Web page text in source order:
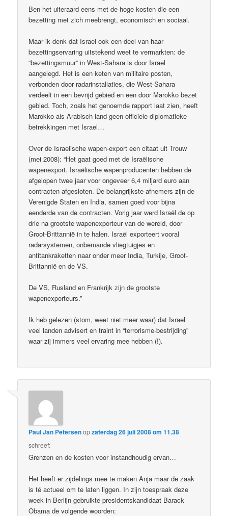
Ben het uiteraard eens met de hoge kosten die een
bezetting met zich meebrengt, economisch en sociaal.
Maar ik denk dat Israel ook een deel van haar
bezettingservaring uitstekend weet te vermarkten: de
“bezettingsmuur” in West-Sahara is door Israel
aangelegd. Het is een keten van militaire posten,
verbonden door radarinstallaties, die West-Sahara
verdeelt in een bevrijd gebied en een door Marokko bezet
gebied. Toch, zoals het genoemde rapport laat zien, heeft
Marokko als Arabisch land geen officiele diplomatieke
betrekkingen met Israel…
Over de Israelische wapen-export een citaat uit Trouw
(mei 2008): “Het gaat goed met de Israëlische
wapenexport. Israëlische wapenproducenten hebben de
afgelopen twee jaar voor ongeveer 6,4 miljard euro aan
contracten afgesloten. De belangrijkste afnemers zijn de
Verenigde Staten en India, samen goed voor bijna
eenderde van de contracten. Vorig jaar werd Israël de op
drie na grootste wapenexporteur van de wereld, door
Groot-Brittannië in te halen. Israël exporteert vooral
radarsystemen, onbemande vliegtuigjes en
antitankraketten naar onder meer India, Turkije, Groot-
Brittannië en de VS.
De VS, Rusland en Frankrijk zijn de grootste
wapenexporteurs.”
Ik heb gelezen (stom, weet niet meer waar) dat Israel
veel landen advisert en traint in “terrorisme-bestrijding”
waar zij immers veel ervaring mee hebben (!).
Paul Jan Petersenopzaterdag 26 juli 2008 om 11.38
schreef:
Grenzen en de kosten voor instandhoudig ervan…
Het heeft er zijdelings mee te maken Anja maar de zaak
is té actueel om te laten liggen. In zijn toespraak deze
week in Berlijn gebruikte presidentskandidaat Barack
Obama de volgende woorden: